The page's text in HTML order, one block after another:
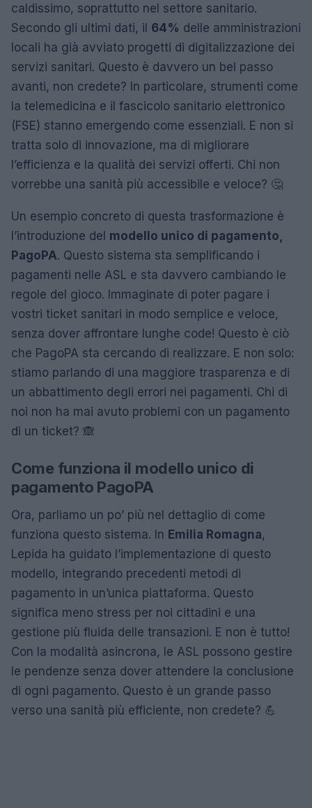
caldissimo, soprattutto nel settore sanitario.
Secondo gli ultimi dati, il 64% delle amministrazioni
locali ha già avviato progetti di digitalizzazione dei
servizi sanitari. Questo è davvero un bel passo
avanti, non credete? In particolare, strumenti come
la telemedicina e il fascicolo sanitario elettronico
(FSE) stanno emergendo come essenziali. E non si
tratta solo di innovazione, ma di migliorare
l’efficienza e la qualità dei servizi offerti. Chi non
vorrebbe una sanità più accessibile e veloce? 🤔
Un esempio concreto di questa trasformazione è
l’introduzione del modello unico di pagamento,
PagoPA. Questo sistema sta semplificando i
pagamenti nelle ASL e sta davvero cambiando le
regole del gioco. Immaginate di poter pagare i
vostri ticket sanitari in modo semplice e veloce,
senza dover affrontare lunghe code! Questo è ciò
che PagoPA sta cercando di realizzare. E non solo:
stiamo parlando di una maggiore trasparenza e di
un abbattimento degli errori nei pagamenti. Chi di
noi non ha mai avuto problemi con un pagamento
di un ticket? 🙈
Come funziona il modello unico di
pagamento PagoPA
Ora, parliamo un po’ più nel dettaglio di come
funziona questo sistema. In Emilia Romagna,
Lepida ha guidato l’implementazione di questo
modello, integrando precedenti metodi di
pagamento in un’unica piattaforma. Questo
significa meno stress per noi cittadini e una
gestione più fluida delle transazioni. E non è tutto!
Con la modalità asincrona, le ASL possono gestire
le pendenze senza dover attendere la conclusione
di ogni pagamento. Questo è un grande passo
verso una sanità più efficiente, non credete? 💪